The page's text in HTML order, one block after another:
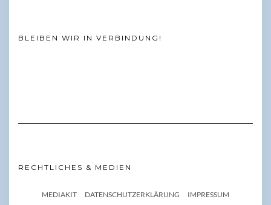
BLEIBEN WIR IN VERBINDUNG!
RECHTLICHES & MEDIEN
MEDIAKIT DATENSCHUTZERKLÄRUNG IMPRESSUM